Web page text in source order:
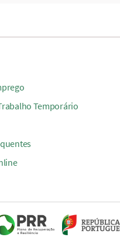
Temporário